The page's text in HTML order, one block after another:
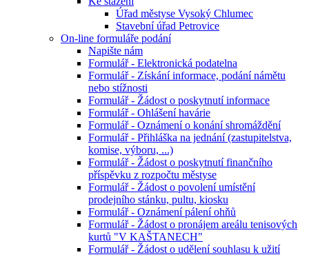
Úřad městyse Vysoký Chlumec
Stavební úřad Petrovice
On-line formuláře podání
Napište nám
Formulář - Elektronická podatelna
Formulář - Získání informace, podání námětu
nebo stížnosti
Formulář - Žádost o poskytnutí informace
Formulář - Ohlášení havárie
Formulář - Oznámení o konání shromáždění
Formulář - Přihláška na jednání (zastupitelstva,
komise, výboru, ...)
Formulář - Žádost o poskytnutí finančního
příspěvku z rozpočtu městyse
Formulář - Žádost o povolení umístění
prodejního stánku, pultu, kiosku
Formulář - Oznámení pálení ohňů
Formulář - Žádost o pronájem areálu tenisových
kurtů "V KAŠTANECH"
Formulář - Žádost o udělení souhlasu k užití